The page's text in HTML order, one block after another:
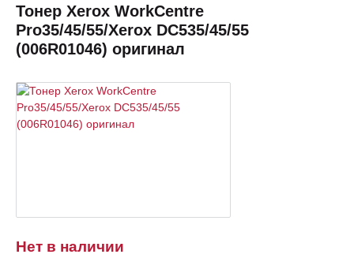
Нет в наличии
Тонер Xerox WorkCentre
Pro35/45/55/Xerox DC535/45/55
(006R01046) оригинал